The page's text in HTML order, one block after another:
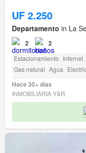
UF 2.250
Departamento in La
2 2
Estacionamiento Internet
Gas natural Agua
Acceso para personas
Hace 30+ días
INMOBILIARIA Y&R